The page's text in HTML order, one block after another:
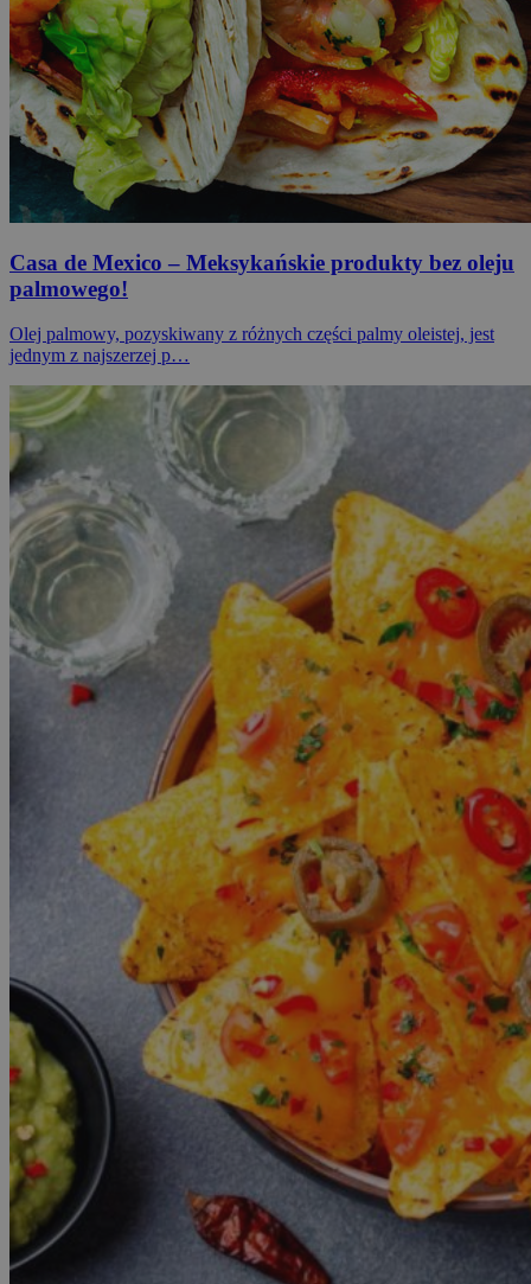
Casa de Mexico – Meksykańskie produkty bez oleju
palmowego!
Olej palmowy, pozyskiwany z różnych części palmy oleistej, jest
jednym z najszerzej p…